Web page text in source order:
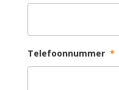
Telefoonnummer *